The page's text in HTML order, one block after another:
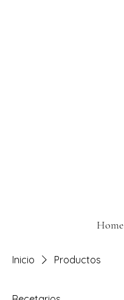
Home
Inicio Productos